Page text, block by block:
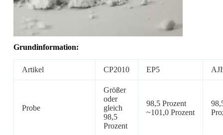
Grundinformation:
Artikel CP2010 EP5
Probe
Größer
oder
gleich
98,5
Prozent
98,5 Prozent
~101,0 Prozent